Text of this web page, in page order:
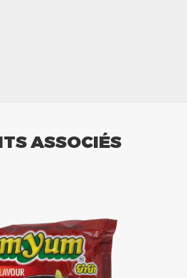
ASSOCIÉS